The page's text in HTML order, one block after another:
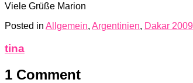
Viele Grüße Marion
Posted in Allgemein, Argentinien, Dakar 2009
tina
1 Comment